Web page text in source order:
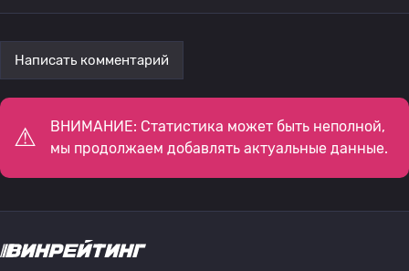
Написать комментарий
ВНИМАНИЕ: Статистика может быть неполной,
мы продолжаем добавлять актуальные данные.